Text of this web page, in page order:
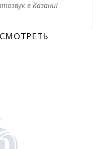
в Казани!